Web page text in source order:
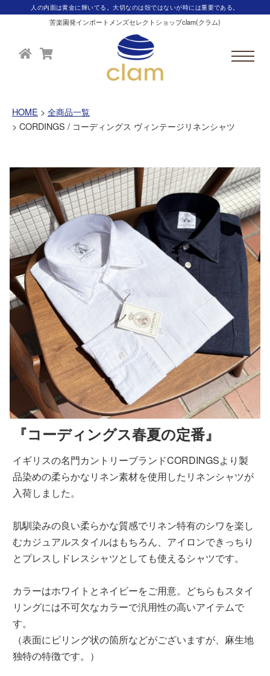
人の内面は黄金に輝いてる。大切なのは殻ではないが時には重要である。
苦楽園発インポートメンズセレクトショップclam(クラム)
HOME
全商品一覧
CORDINGS / コーディングス ヴィンテージリネンシャツ
『コーディングス春夏の定番』
イギリスの名門カントリーブランドCORDINGSより製
品染めの柔らかなリネン素材を使用したリネンシャツが
入荷しました。
肌馴染みの良い柔らかな質感でリネン特有のシワを楽し
むカジュアルスタイルはもちろん、アイロンできっちり
とプレスしドレスシャツとしても使えるシャツです。
カラーはホワイトとネイビーをご用意。どちらもスタイ
リングには不可欠なカラーで汎用性の高いアイテムで
す。
（表面にピリング状の箇所などがございますが、麻生地
独特の特徴です。）